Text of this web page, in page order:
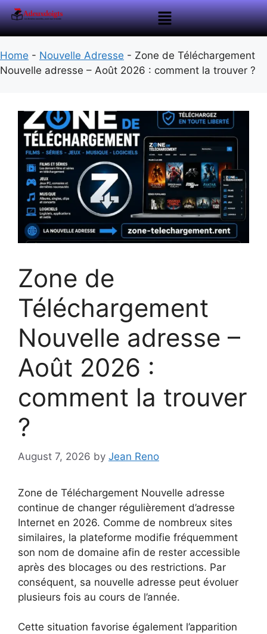
Home - Nouvelle Adresse - Zone de Téléchargement
Nouvelle adresse – Août 2026 : comment la trouver ?
Zone de
Téléchargement
Nouvelle adresse –
Août 2026 :
comment la trouver
?
August 7, 2026 by Jean Reno
Zone de Téléchargement Nouvelle adresse
continue de changer régulièrement d’adresse
Internet en 2026. Comme de nombreux sites
similaires, la plateforme modifie fréquemment
son nom de domaine afin de rester accessible
après des blocages ou des restrictions. Par
conséquent, sa nouvelle adresse peut évoluer
plusieurs fois au cours de l’année.
Cette situation favorise également l’apparition